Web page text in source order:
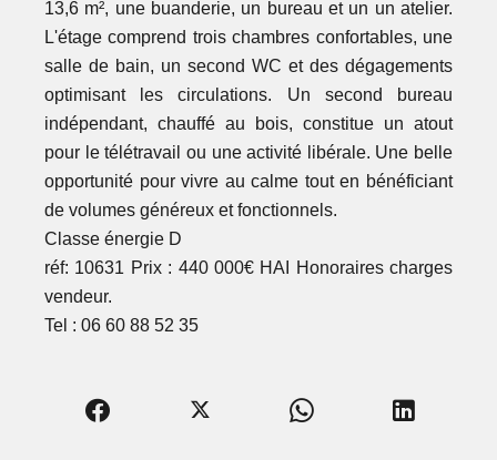
13,6 m², une buanderie, un bureau et un un atelier.
L'étage comprend trois chambres confortables, une
salle de bain, un second WC et des dégagements
optimisant les circulations. Un second bureau
indépendant, chauffé au bois, constitue un atout
pour le télétravail ou une activité libérale. Une belle
opportunité pour vivre au calme tout en bénéficiant
de volumes généreux et fonctionnels.
Classe énergie D
réf: 10631 Prix : 440 000€ HAI Honoraires charges
vendeur.
Tel : 06 60 88 52 35